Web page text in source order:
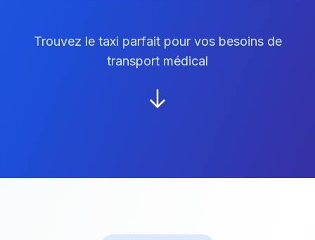
Trouvez le taxi parfait pour vos besoins de
transport médical